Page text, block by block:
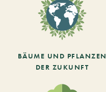
BÄUME UND PFLANZEN
DER ZUKUNFT